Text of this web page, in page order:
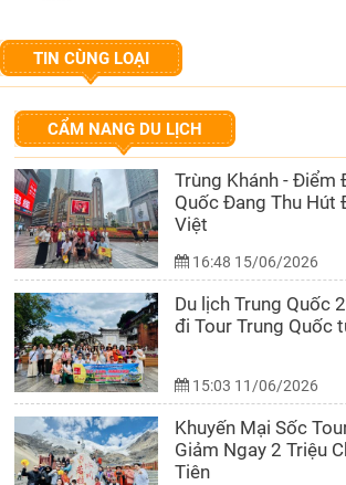
TIN CÙNG LOẠI
CẨM NANG DU LỊCH
Trùng Khánh - Điểm
Quốc Đang Thu Hút
Việt
16:48 15/06/2026
Du lịch Trung Quốc
đi Tour Trung Quốc
15:03 11/06/2026
Khuyến Mại Sốc
Giảm Ngay 2 Triệu
Tiên